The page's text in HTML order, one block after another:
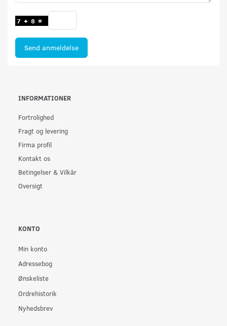
Send anmeldelse
INFORMATIONER
Fortrolighed
Fragt og levering
Firma profil
Kontakt os
Betingelser & Vilkår
Oversigt
KONTO
Min konto
Adressebog
Ønskeliste
Ordrehistorik
Nyhedsbrev